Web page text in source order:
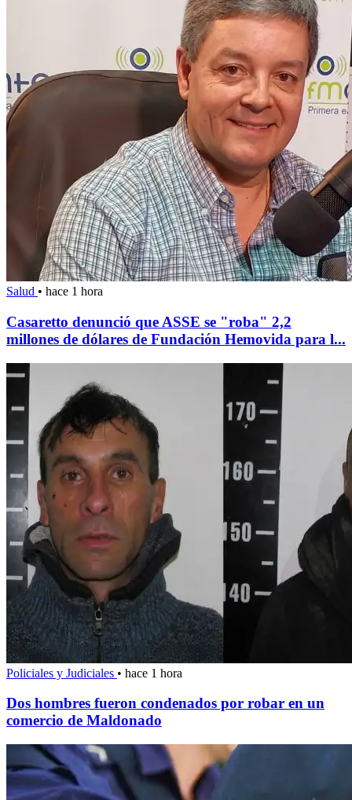
Salud • hace 1 hora
Casaretto denunció que ASSE se "roba" 2,2
millones de dólares de Fundación Hemovida para l...
Policiales y Judiciales • hace 1 hora
Dos hombres fueron condenados por robar en un
comercio de Maldonado